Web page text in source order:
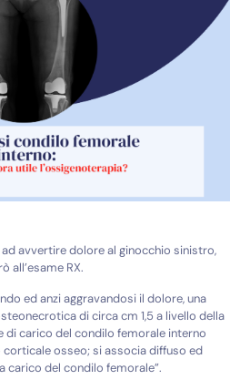
ad avvertire dolore al ginocchio sinistro,
all’esame RX.
ed anzi aggravandosi il dolore, una
di circa cm 1,5 a livello della
di carico del condilo femorale interno
osseo; si associa diffuso ed
carico del condilo femorale”.